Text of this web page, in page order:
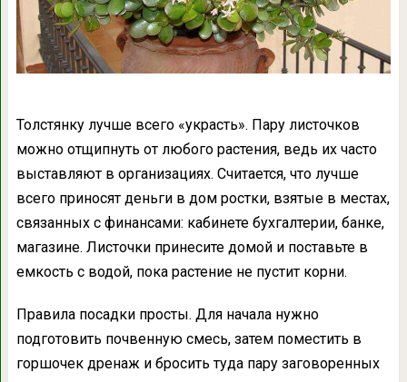
Толстянку лучше всего «украсть». Пару листочков
можно отщипнуть от любого растения, ведь их часто
выставляют в организациях. Считается, что лучше
всего приносят деньги в дом ростки, взятые в местах,
связанных с финансами: кабинете бухгалтерии, банке,
магазине. Листочки принесите домой и поставьте в
емкость с водой, пока растение не пустит корни.
Правила посадки просты. Для начала нужно
подготовить почвенную смесь, затем поместить в
горшочек дренаж и бросить туда пару заговоренных